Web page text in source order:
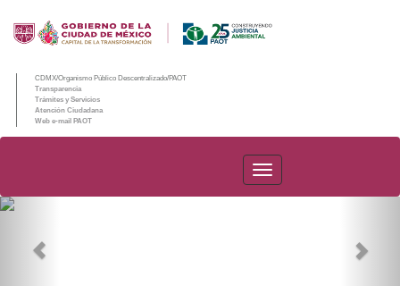
CDMX/Organismo Público Descentralizado/PAOT
Transparencia
Trámites y Servicios
Atención Ciudadana
Web e-mail PAOT
PAOT